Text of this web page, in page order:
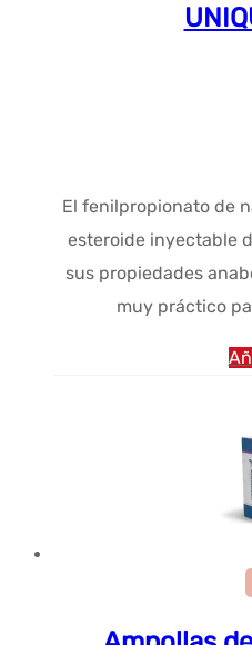
El fenilpropionato de
esteroide inyectable
sus propiedades
muy práctico